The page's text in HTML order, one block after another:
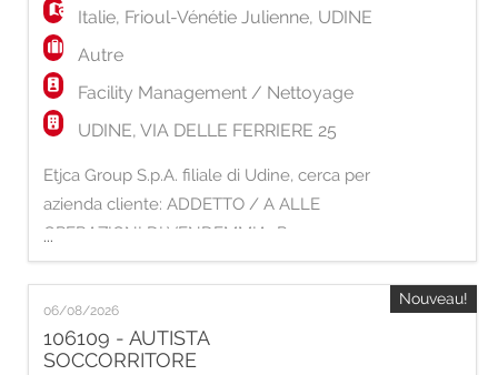
Italie, Frioul-Vénétie Julienne, UDINE
Autre
Facility Management / Nettoyage
UDINE, VIA DELLE FERRIERE 25
Etjca Group S.p.A. filiale di Udine, cerca per
azienda cliente: ADDETTO / A ALLE
OPERAZIONI DI VENDEMMIA Per
importante azienda operante nel settore
vitivinicolo siamo alla ricerca di addetti / e
alle operazioni di vendemmia da inserire in
stabilimento. Mansioni: - Supporto alle
...
06/08/2026
106109 - AUTISTA
SOCCORRITORE
Nouveau!